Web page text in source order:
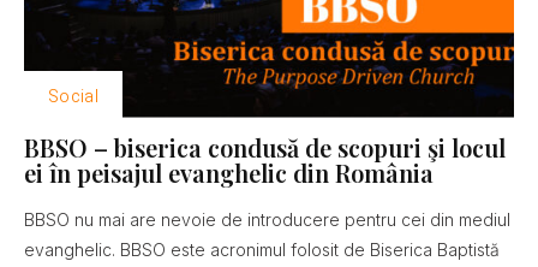
Social
BBSO – biserica condusă de scopuri şi locul
ei în peisajul evanghelic din România
BBSO nu mai are nevoie de introducere pentru cei din mediul
evanghelic. BBSO este acronimul folosit de Biserica Baptistă